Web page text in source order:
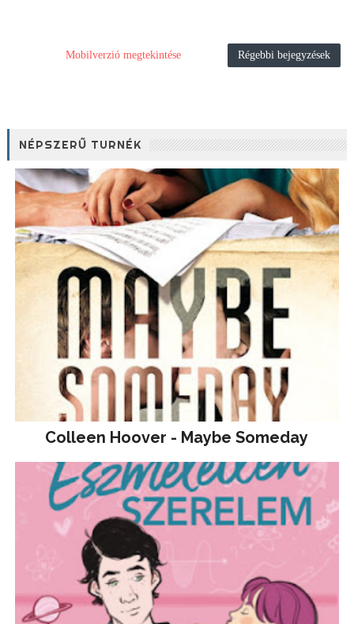
Régebbi bejegyzések
Mobilverzió megtekintése
NÉPSZERŰ TURNÉK
Colleen Hoover - Maybe Someday